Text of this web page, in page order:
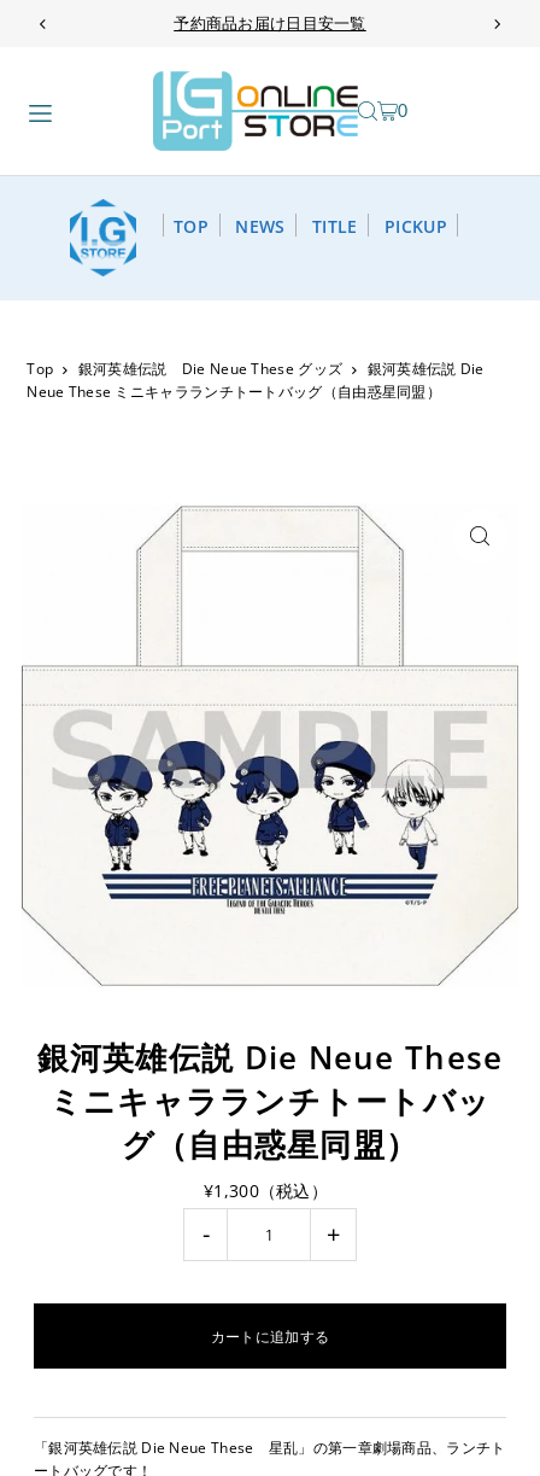
TRANSLATION MISSING: JA.ACCESSIBILITY.SKIP_TO_TEXT
予約商品お届け日目安一覧
0
TOP NEWS TITLE PICKUP
Top 銀河英雄伝説 Die Neue These グッズ
銀河英雄伝説 Die
Neue These ミニキャラランチトートバッグ（自由惑星同盟）
銀河英雄伝説 Die Neue These
ミニキャラランチトートバッ
グ（自由惑星同盟）
¥1,300（税込）
- +
「銀河英雄伝説 Die Neue These 星乱」の第一章劇場商品、ランチト
ートバッグです！